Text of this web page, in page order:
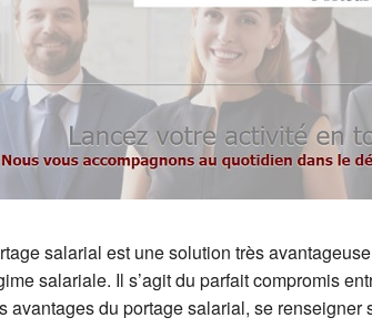
salarial est une solution très
salariale. Il s’agit du parfait compromis
avantages du portage salarial, se renseigner